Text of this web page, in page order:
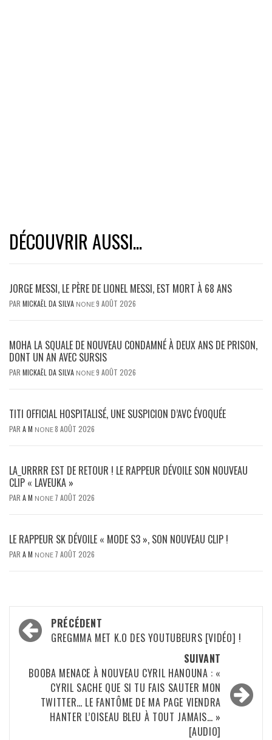
DÉCOUVRIR AUSSI...
JORGE MESSI, LE PÈRE DE LIONEL MESSI, EST MORT À 68 ANS
PAR MICKAËL DA SILVA NONE9 AOÛT 2026
MOHA LA SQUALE DE NOUVEAU CONDAMNÉ À DEUX ANS DE PRISON,
DONT UN AN AVEC SURSIS
PAR MICKAËL DA SILVA NONE9 AOÛT 2026
TITI OFFICIAL HOSPITALISÉ, UNE SUSPICION D’AVC ÉVOQUÉE
PAR A M NONE8 AOÛT 2026
LA_URRRR EST DE RETOUR ! LE RAPPEUR DÉVOILE SON NOUVEAU
CLIP « LAVEUKA »
PAR A M NONE 7 AOÛT 2026
LE RAPPEUR SK DÉVOILE « MODE S3 », SON NOUVEAU CLIP !
PAR A M NONE 7 AOÛT 2026
Navigation
d’article
PRÉCÉDENT
GREGMMA MET K.O DES YOUTUBEURS [VIDÉO] !
SUIVANT
BOOBA MENACE À NOUVEAU CYRIL HANOUNA : «
CYRIL SACHE QUE SI TU FAIS SAUTER MON
TWITTER… LE FANTÔME DE MA PAGE VIENDRA
HANTER L’OISEAU BLEU À TOUT JAMAIS… »
[AUDIO]